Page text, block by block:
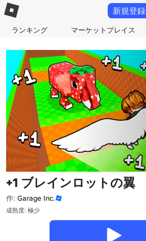
ランキング マーケットプレイス
新規登録
+1 ブレインロットの翼
作: Garage Inc.
成熟度: 極少